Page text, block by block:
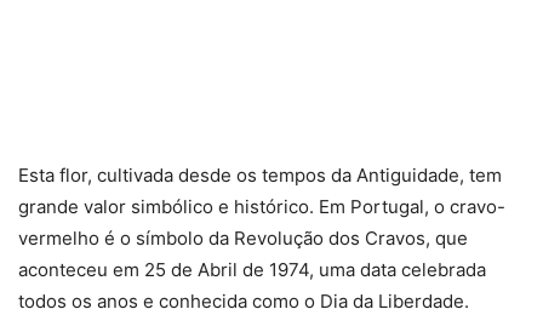
Esta flor, cultivada desde os tempos da Antiguidade, tem
grande valor simbólico e histórico. Em Portugal, o cravo-
vermelho é o símbolo da Revolução dos Cravos, que
aconteceu em 25 de Abril de 1974, uma data celebrada
todos os anos e conhecida como o Dia da Liberdade.